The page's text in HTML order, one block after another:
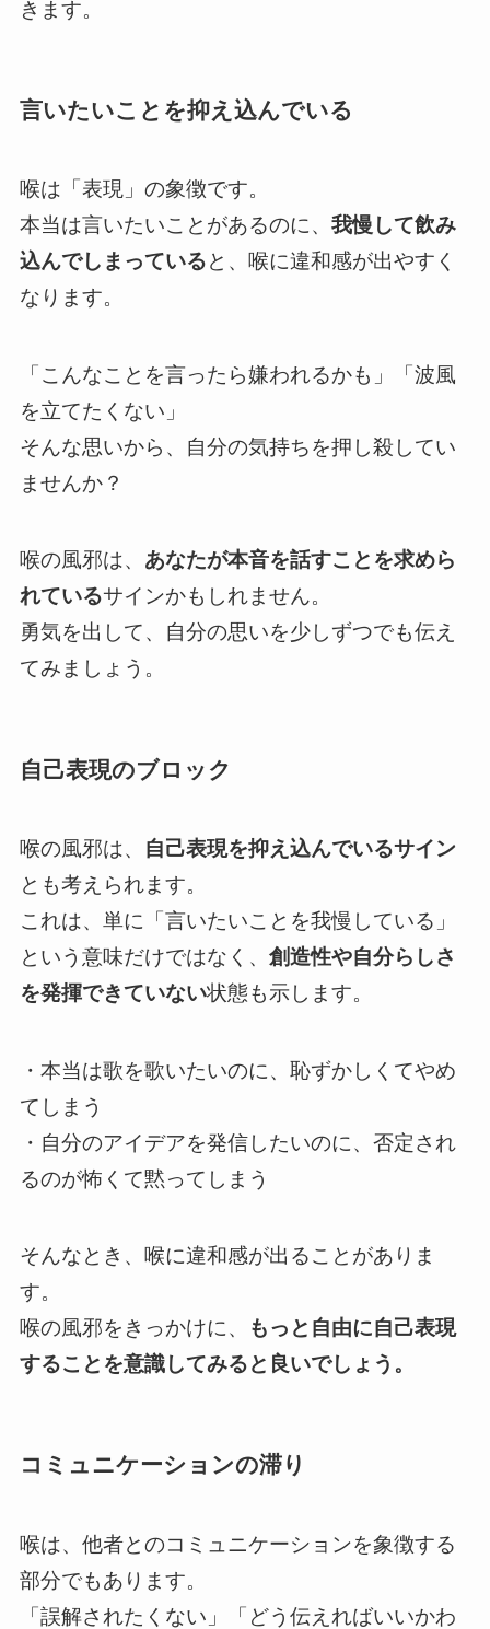
きます。
言いたいことを抑え込んでいる
喉は「表現」の象徴です。
本当は言いたいことがあるのに、 我慢して飲み
込んでしまっていると、喉に違和感が出やすく
なります。
「こんなことを言ったら嫌われるかも」「波風
を立てたくない」
そんな思いから、自分の気持ちを押し殺してい
ませんか？
喉の風邪は、 あなたが本音を話すことを求めら
れているサインかもしれません。
勇気を出して、自分の思いを少しずつでも伝え
てみましょう。
自己表現のブロック
喉の風邪は、 自己表現を抑え込んでいるサイン
とも考えられます。
これは、単に「言いたいことを我慢している」
という意味だけではなく、 創造性や自分らしさ
を発揮できていない状態も示します。
・本当は歌を歌いたいのに、恥ずかしくてやめ
てしまう
・自分のアイデアを発信したいのに、否定され
るのが怖くて黙ってしまう
そんなとき、喉に違和感が出ることがありま
す。
喉の風邪をきっかけに、
もっと自由に自己表現
することを意識してみると良いでしょう。
コミュニケーションの滞り
喉は、他者とのコミュニケーションを象徴する
部分でもあります。
「誤解されたくない」「どう伝えればいいかわ